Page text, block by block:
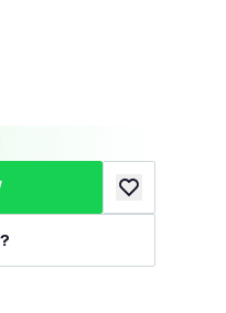
ajouter à la